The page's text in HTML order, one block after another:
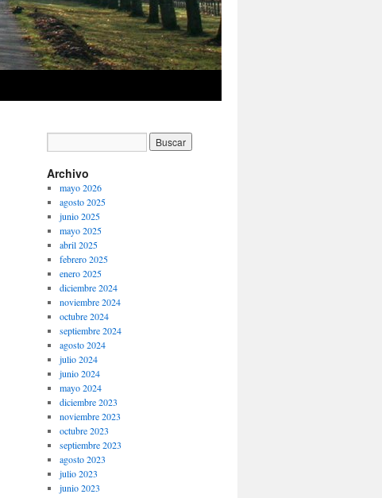
Archivo
mayo 2026
agosto 2025
junio 2025
mayo 2025
abril 2025
febrero 2025
enero 2025
diciembre 2024
noviembre 2024
octubre 2024
septiembre 2024
agosto 2024
julio 2024
junio 2024
mayo 2024
diciembre 2023
noviembre 2023
octubre 2023
septiembre 2023
agosto 2023
julio 2023
junio 2023